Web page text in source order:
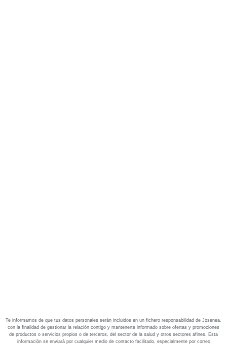
Te informamos de que tus datos personales serán incluidos en un fichero responsabilidad de Josenea,
con la finalidad de gestionar la relación contigo y mantenerte informado sobre ofertas y promociones
de productos o servicios propios o de terceros, del sector de la salud y otros sectores afines. Esta
información se enviará por cualquier medio de contacto facilitado, especialmente por correo